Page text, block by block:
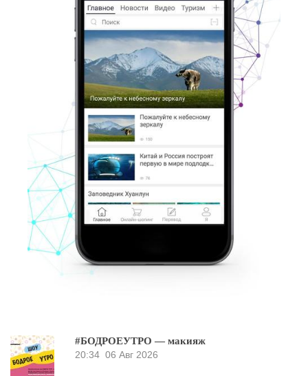
#БОДРОЕУТРО — макияж
20:34 06 Авг 2026